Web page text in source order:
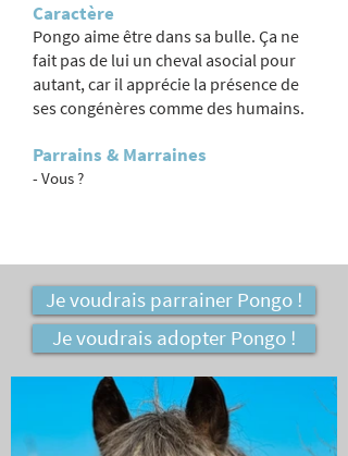
Caractère
Pongo aime être dans sa bulle. Ça ne
fait pas de lui un cheval asocial pour
autant, car il apprécie la présence de
ses congénères comme des humains.
Parrains & Marraines
- Vous ?
Je voudrais parrainer Pongo !
Je voudrais adopter Pongo !